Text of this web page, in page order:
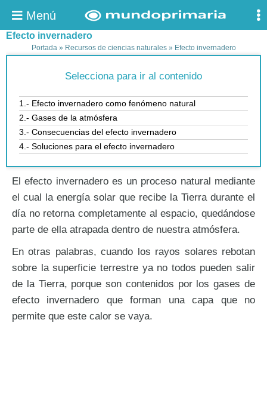
Menú
Efecto invernadero
Portada» Recursos de ciencias naturales» Efecto invernadero
Selecciona para ir al contenido
1.- Efecto invernadero como fenómeno natural
2.- Gases de la atmósfera
3.- Consecuencias del efecto invernadero
4.- Soluciones para el efecto invernadero
El efecto invernadero es un proceso natural mediante
el cual la energía solar que recibe la Tierra durante el
día no retorna completamente al espacio, quedándose
parte de ella atrapada dentro de nuestra atmósfera.
En otras palabras, cuando los rayos solares rebotan
sobre la superficie terrestre ya no todos pueden salir
de la Tierra, porque son contenidos por los gases de
efecto invernadero que forman una capa que no
permite que este calor se vaya.